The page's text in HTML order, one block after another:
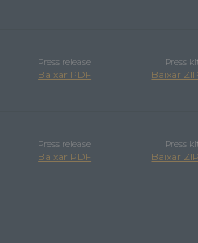
Press release
Baixar PDF
Press
Baixar ZIP
Press release
Baixar PDF
Press
Baixar ZIP